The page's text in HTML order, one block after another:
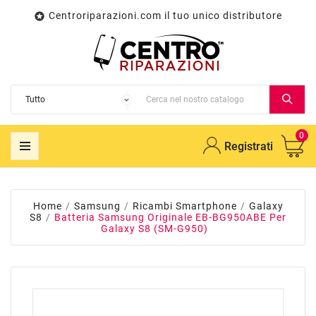
 Centroriparazioni.com il tuo unico distributore
Registrati
0
Home Samsung Ricambi Smartphone
Galaxy
S8
Batteria Samsung Originale EB-BG950ABE Per
Galaxy S8 (SM-G950)